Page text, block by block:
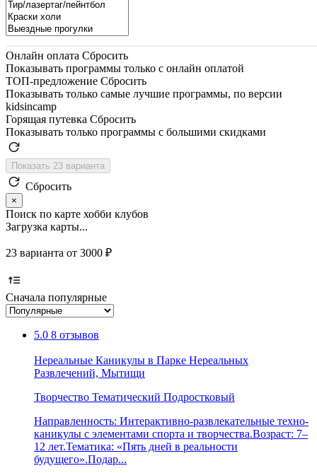
Онлайн оплата Сбросить
Показывать программы только с онлайн оплатой
ТОП-предложение Сбросить
Показывать только самые лучшие программы, по версии
kidsincamp
Горящая путевка Сбросить
Показывать только программы с большими скидками
Показать 23 варианта
Сбросить
×
Поиск по карте хобби клубов
Загрузка карты...
23 варианта от 3000 ₽
Сначала популярные
5.0 8 отзывов
Нереальные Каникулы в Парке Нереальных
Развлечений, Мытищи
Творчество Тематический Подростковый
Направленность: Интерактивно-развлекательные техно-
каникулы с элементами спорта и творчества.Возраст: 7–
12 лет.Тематика: «Пять дней в реальности
будущего».Подар...